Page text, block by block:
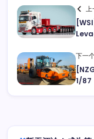
上
下一
1/87